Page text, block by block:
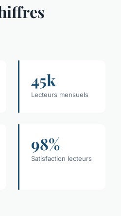
45k
Lecteurs mensuels
98%
Satisfaction lecteurs